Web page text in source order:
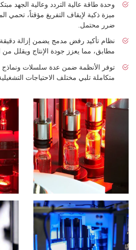
وحدة طاقة عالية التردد وعالية الجهد
ميزة ذكية لإيقاف التفريغ مؤقتاً، تحمي
ضرر محتمل.
نظام تأكيد رفض مدمج يضمن إزالة
مطابق، مما يعزز جودة الإنتاج ويقلل
توفر الأنظمة ضمن عدة سلسلات ونماذج
متكاملة تلبي مختلف الاحتياجات